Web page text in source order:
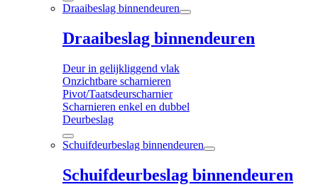
Draaibeslag binnendeuren
Draaibeslag binnendeuren
Deur in gelijkliggend vlak
Onzichtbare scharnieren
Pivot/Taatsdeurscharnier
Scharnieren enkel en dubbel
Deurbeslag
Schuifdeurbeslag binnendeuren
Schuifdeurbeslag binnendeuren